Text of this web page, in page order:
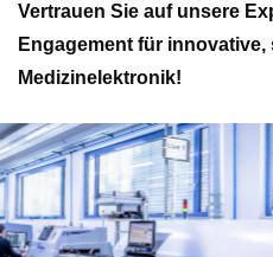
Vertrauen Sie auf unsere
Engagement für
Medizinelektronik!